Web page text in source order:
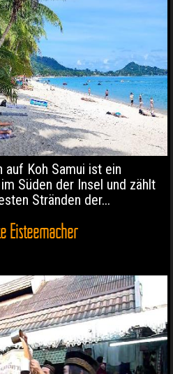
auf Koh Samui ist ein
Süden der Insel und zählt
Stränden der...
Eisteemacher